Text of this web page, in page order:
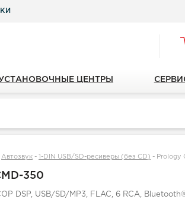
ЦЕНТРЫ
Автозвук - 1-DIN USB/SD-ресиверы (без CD) - Prology
350
DSP, USB/SD/MP3, FLAC, 6 RCA,